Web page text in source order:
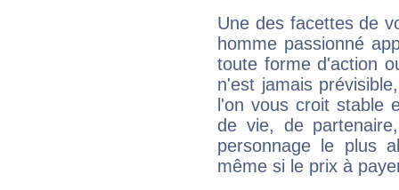
Une des facettes de
homme passionné
toute forme d'action
n'est jamais
l'on vous croit stable
de vie, de
personnage le plus
même si le prix à